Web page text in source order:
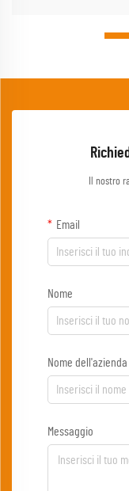
Il nostro
Email
Nome
Nome dell'azienda
Messaggio